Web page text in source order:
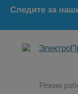
Следите за
Режим